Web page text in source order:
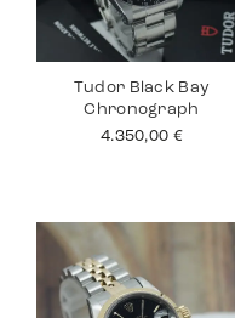
Tudor Black Bay
Chronograph
4.350,00 €